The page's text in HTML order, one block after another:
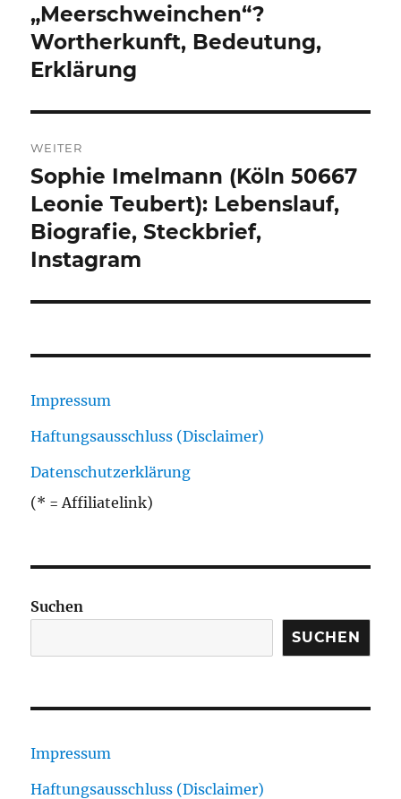
„Meerschweinchen“?
Wortherkunft, Bedeutung,
Erklärung
WEITER
Nächster
Beitrag:
Sophie Imelmann (Köln 50667
Leonie Teubert): Lebenslauf,
Biografie, Steckbrief,
Instagram
Impressum
Haftungsausschluss (Disclaimer)
Datenschutzerklärung
(* = Affiliatelink)
Suchen
SUCHEN
Impressum
Haftungsausschluss (Disclaimer)